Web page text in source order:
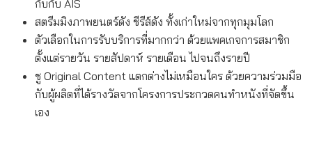
กับกับ AIS
สตรีมมิงภาพยนตร์ดัง ชีรีส์ดัง ทั้งเก่าใหม่จากทุกมุมโลก
ตัวเลือกในการรับบริการที่มากกว่า ด้วยแพคเกจการสมาชิก
ตั้งแต่รายวัน รายสัปดาห์ รายเดือน ไปจนถึงรายปี
ชู Original Content แตกต่างไม่เหมือนใคร ด้วยความร่วมมือ
กับผู้ผลิตที่ได้รางวัลจากโครงการประกวดคนทำหนังที่จัดขึ้น
เอง